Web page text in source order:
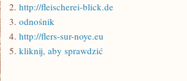
2. http://fleischerei-blick.de
3. odnośnik
4. http://flers-sur-noye.eu
5. kliknij, aby sprawdzić